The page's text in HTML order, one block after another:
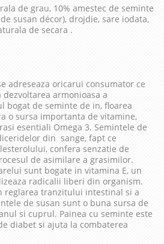
de grau, 10% amestec de seminte
susan décor), drojdie, sare iodata,
de secara .
adreseaza oricarui consumator ce
armonioasa a
bogat de seminte de in, floarea
o sursa importanta de vitamine,
esentiali Omega 3. Semintele de
din sange, fapt ce
confera senzatie de
de asimilare a grasimilor.
sunt bogate in vitamina E, un
radicalii liberi din organism.
reglarea tranzitului intestinal si a
de susan sunt o buna sursa de
si cuprul. Painea cu seminte este
diabet si ajuta la combaterea